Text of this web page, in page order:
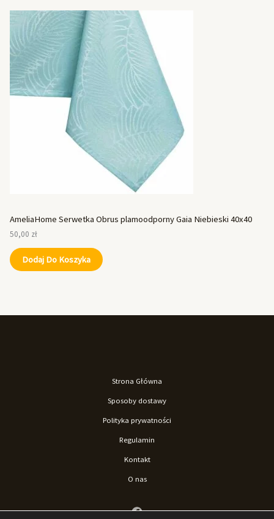
AmeliaHome Serwetka Obrus plamoodporny Gaia Niebieski 40x40
50,00 zł
Dodaj Do Koszyka
Strona Główna
Sposoby dostawy
Polityka prywatności
Regulamin
Kontakt
O nas